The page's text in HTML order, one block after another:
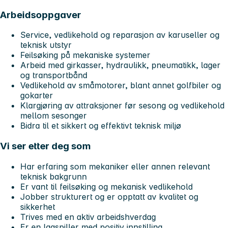
Arbeidsoppgaver
Service, vedlikehold og reparasjon av karuseller og
teknisk utstyr
Feilsøking på mekaniske systemer
Arbeid med girkasser, hydraulikk, pneumatikk, lager
og transportbånd
Vedlikehold av småmotorer, blant annet golfbiler og
gokarter
Klargjøring av attraksjoner før sesong og vedlikehold
mellom sesonger
Bidra til et sikkert og effektivt teknisk miljø
Vi ser etter deg som
Har erfaring som mekaniker eller annen relevant
teknisk bakgrunn
Er vant til feilsøking og mekanisk vedlikehold
Jobber strukturert og er opptatt av kvalitet og
sikkerhet
Trives med en aktiv arbeidshverdag